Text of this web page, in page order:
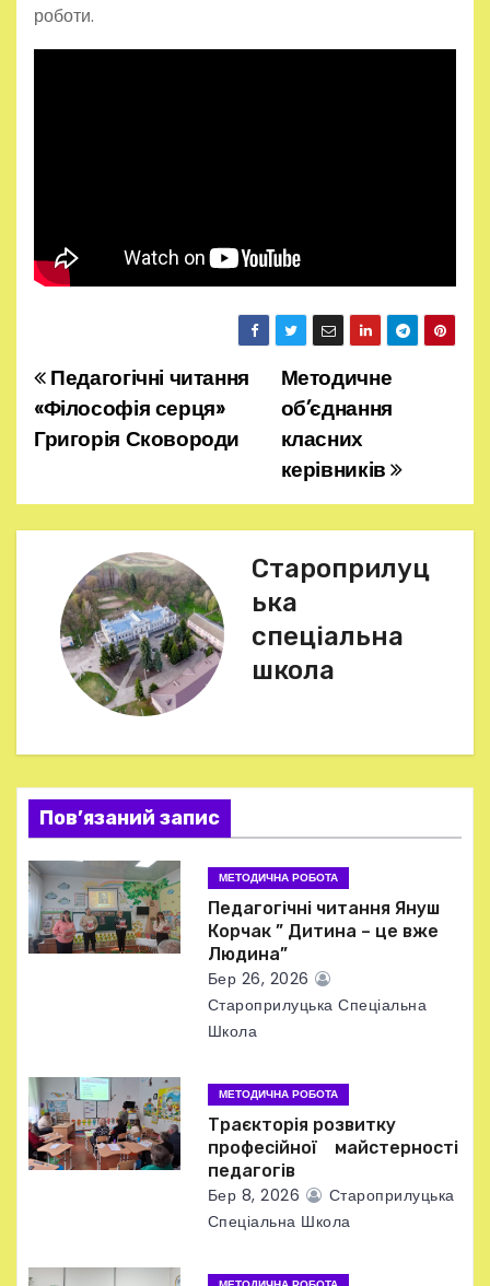
роботи.
Н
а
і
я
з
а
п
и
в
Методичне
об’єднання
класних
керівників
Педагогічні читання
«Філософія серця»
Григорія Сковороди
Староприлуц
ька
спеціальна
школа
Пов’язаний запис
МЕТОДИЧНА РОБОТА
Педагогічні читання Януш
Корчак ” Дитина – це вже
Людина”
Бер 26, 2026
Староприлуцька Спеціальна
Школа
МЕТОДИЧНА РОБОТА
Траєкторія розвитку
професійної майстерності
педагогів
Бер 8, 2026
Староприлуцька
Спеціальна Школа